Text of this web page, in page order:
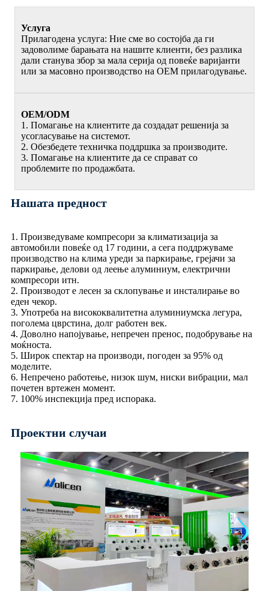
Услуга
Прилагодена услуга: Ние сме во состојба да ги
задоволиме барањата на нашите клиенти, без разлика
дали станува збор за мала серија од повеќе варијанти
или за масовно производство на OEM прилагодување.
OEM/ODM
1. Помагање на клиентите да создадат решенија за
усогласување на системот.
2. Обезбедете техничка поддршка за производите.
3. Помагање на клиентите да се справат со
проблемите по продажбата.
Нашата предност
1. Произведуваме компресори за климатизација за
автомобили повеќе од 17 години, а сега поддржуваме
производство на клима уреди за паркирање, грејачи за
паркирање, делови од леење алуминиум, електрични
компресори итн.
2. Производот е лесен за склопување и инсталирање во
еден чекор.
3. Употреба на висококвалитетна алуминиумска легура,
поголема цврстина, долг работен век.
4. Доволно напојување, непречен пренос, подобрување на
моќноста.
5. Широк спектар на производи, погоден за 95% од
моделите.
6. Непречено работење, низок шум, ниски вибрации, мал
почетен вртежен момент.
7. 100% инспекција пред испорака.
Проектни случаи